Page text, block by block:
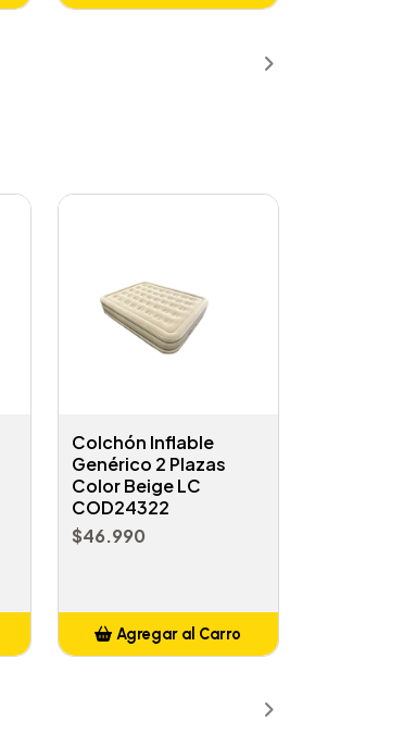
Colchón Inflable
Genérico 2 Plazas
Color Beige LC
COD24322
$46.990
Agregar al Carro